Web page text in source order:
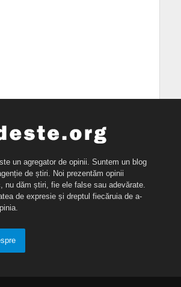
un agregator de opinii. Suntem un blog
de știri. Noi prezentăm opinii
nu dăm știri, fie ele false sau adevărate.
de expresie și dreptul fiecăruia de a-